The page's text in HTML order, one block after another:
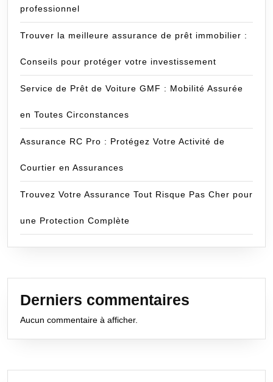
professionnel
Trouver la meilleure assurance de prêt immobilier :
Conseils pour protéger votre investissement
Service de Prêt de Voiture GMF : Mobilité Assurée
en Toutes Circonstances
Assurance RC Pro : Protégez Votre Activité de
Courtier en Assurances
Trouvez Votre Assurance Tout Risque Pas Cher pour
une Protection Complète
Derniers commentaires
Aucun commentaire à afficher.